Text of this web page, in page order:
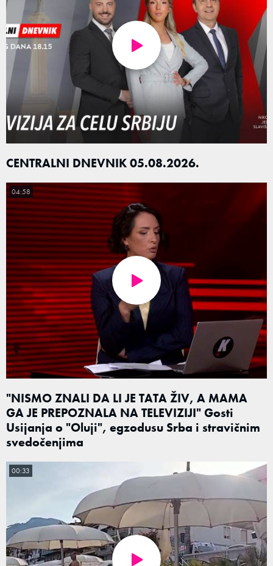
CENTRALNI DNEVNIK 05.08.2026.
"NISMO ZNALI DA LI JE TATA ŽIV, A MAMA
GA JE PREPOZNALA NA TELEVIZIJI" Gosti
Usijanja o "Oluji", egzodusu Srba i stravičnim
svedočenjima
04:58
00:33